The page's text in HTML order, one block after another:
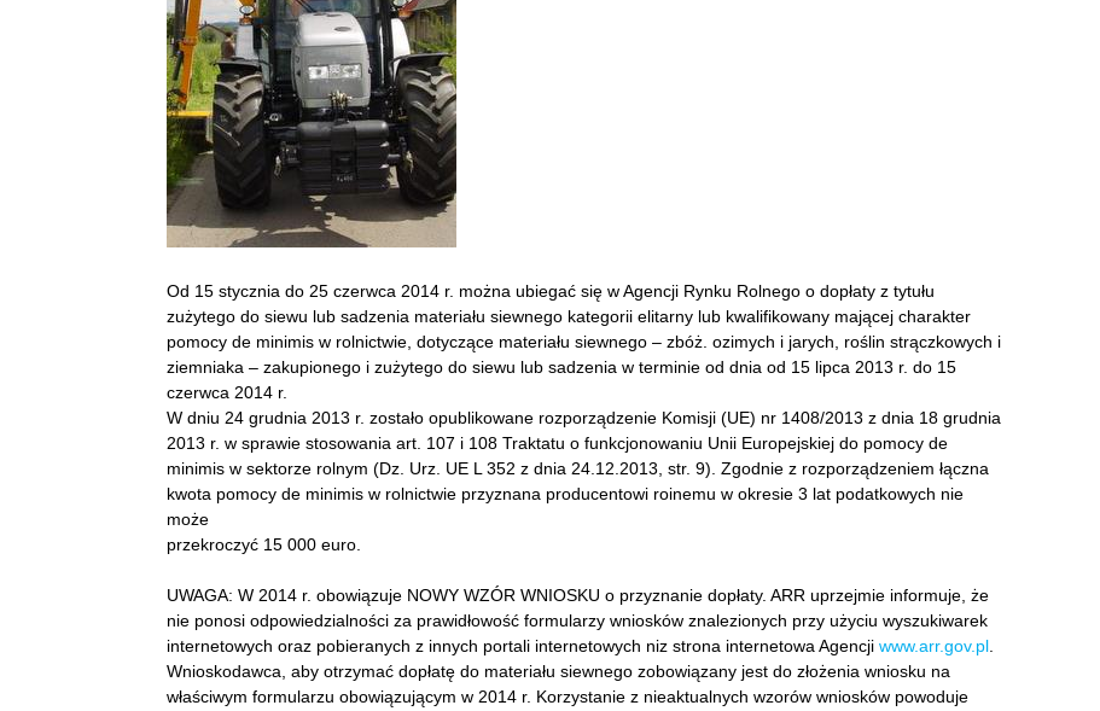
Od 15 stycznia do 25 czerwca 2014 r. można ubiegać się w Agencji Rynku Rolnego o dopłaty z tytułu
zużytego do siewu lub sadzenia materiału siewnego kategorii elitarny lub kwalifikowany mającej charakter
pomocy de minimis w rolnictwie, dotyczące materiału siewnego – zbóż. ozimych i jarych, roślin strączkowych i
ziemniaka – zakupionego i zużytego do siewu lub sadzenia w terminie od dnia od 15 lipca 2013 r. do 15
czerwca 2014 r.
W dniu 24 grudnia 2013 r. zostało opublikowane rozporządzenie Komisji (UE) nr 1408/2013 z dnia 18 grudnia
2013 r. w sprawie stosowania art. 107 i 108 Traktatu o funkcjonowaniu Unii Europejskiej do pomocy de
minimis w sektorze rolnym (Dz. Urz. UE L 352 z dnia 24.12.2013, str. 9). Zgodnie z rozporządzeniem łączna
kwota pomocy de minimis w rolnictwie przyznana producentowi roinemu w okresie 3 lat podatkowych nie
może
przekroczyć 15 000 euro.
UWAGA: W 2014 r. obowiązuje NOWY WZÓR WNIOSKU o przyznanie dopłaty. ARR uprzejmie informuje, że
nie ponosi odpowiedzialności za prawidłowość formularzy wniosków znalezionych przy użyciu wyszukiwarek
internetowych oraz pobieranych z innych portali internetowych niz strona internetowa Agencji www.arr.gov.pl
Wnioskodawca, aby otrzymać dopłatę do materiału siewnego zobowiązany jest do złożenia wniosku na
właściwym formularzu obowiązującym w 2014 r. Korzystanie z nieaktualnych wzorów wniosków powoduje